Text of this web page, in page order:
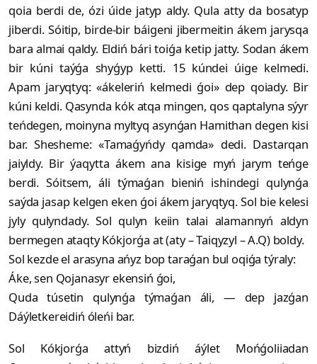
qoia berdi de, ózi úide jatyp aldy. Qula atty da bosatyp
jiberdi. Sóitip, birde-bir báigeni jibermeitin ákem jarysqa
bara almai qaldy. Eldiń bári toiǵa ketip jatty. Sodan ákem
bir kúni taýǵa shyǵyp ketti. 15 kúndei úige kelmedi.
Apam jaryqtyq: «ákeleriń kelmedi ǵoi» dep qoiady. Bir
kúni keldi. Qasynda kók atqa mingen, qos qaptalyna sýyr
teńdegen, moinyna myltyq asynǵan Hamithan degen kisi
bar. Shesheme: «Tamaǵyńdy qamda» dedi. Dastarqan
jaiyldy. Bir ýaqytta ákem ana kisige myń jarym teńge
berdi. Sóitsem, áli týmaǵan bieniń ishindegi qulynǵa
saýda jasap kelgen eken ǵoi ákem jaryqtyq. Sol bie kelesi
jyly qulyndady. Sol qulyn keiin talai alamannyń aldyn
bermegen ataqty Kókjorǵa at (aty – Taiqyzyl – A.Q) boldy.
Sol kezde el arasyna ańyz bop taraǵan bul oqiǵa týraly:
Áke, sen Qojanasyr ekensiń ǵoi,
Quda túsetin qulynǵa týmaǵan áli, — dep jazǵan
Dáýletkereidiń óleńi bar.
Sol Kókjorǵa attyń bizdiń áýlet Mońǵoliiadan